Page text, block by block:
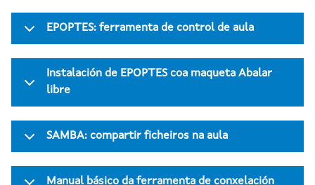
EPOPTES: ferramenta de control de aula
Instalación de EPOPTES coa maqueta Abalar
libre
SAMBA: compartir ficheiros na aula
Manual básico da ferramenta de conxelación